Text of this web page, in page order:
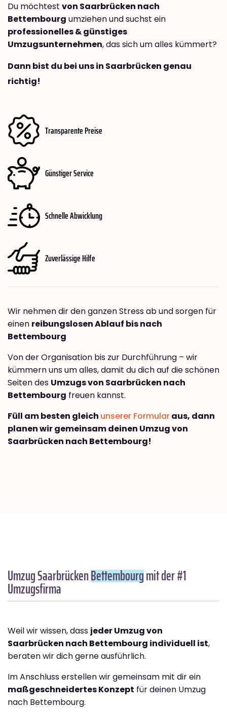
Du möchtest von Saarbrücken nach
Bettembourg umziehen und suchst ein
professionelles & günstiges
Umzugsunternehmen, das sich um alles kümmert?
Dann bist du bei uns in Saarbrücken genau
richtig!
Transparente Preise
Günstiger Service
Schnelle Abwicklung
Zuverlässige Hilfe
Wir nehmen dir den ganzen Stress ab und sorgen für
einen reibungslosen Ablauf bis nach
Bettembourg
Von der Organisation bis zur Durchführung – wir
kümmern uns um alles, damit du dich auf die schönen
Seiten des Umzugs von Saarbrücken nach
Bettembourg freuen kannst.
Füll am besten gleich unserer Formularaus, dann
planen wir gemeinsam deinen Umzug von
Saarbrücken nach Bettembourg!
Umzug SaarbrückenBettembourgmit der #1
Umzugsfirma
Weil wir wissen, dass jeder Umzug von
Saarbrücken nach Bettembourg individuell ist,
beraten wir dich gerne ausführlich.
Im Anschluss erstellen wir gemeinsam mit dir ein
maßgeschneidertes Konzept für deinen Umzug
nach Bettembourg.